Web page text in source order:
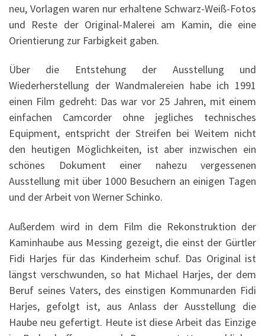
neu, Vorlagen waren nur erhaltene Schwarz-Weiß-Fotos
und Reste der Original-Malerei am Kamin, die eine
Orientierung zur Farbigkeit gaben.
Über die Entstehung der Ausstellung und
Wiederherstellung der Wandmalereien habe ich 1991
einen Film gedreht: Das war vor 25 Jahren, mit einem
einfachen Camcorder ohne jegliches technisches
Equipment, entspricht der Streifen bei Weitem nicht
den heutigen Möglichkeiten, ist aber inzwischen ein
schönes Dokument einer nahezu vergessenen
Ausstellung mit über 1000 Besuchern an einigen Tagen
und der Arbeit von Werner Schinko.
Außerdem wird in dem Film die Rekonstruktion der
Kaminhaube aus Messing gezeigt, die einst der Gürtler
Fidi Harjes für das Kinderheim schuf. Das Original ist
längst verschwunden, so hat Michael Harjes, der dem
Beruf seines Vaters, des einstigen Kommunarden Fidi
Harjes, gefolgt ist, aus Anlass der Ausstellung die
Haube neu gefertigt. Heute ist diese Arbeit das Einzige